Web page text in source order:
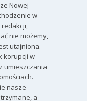
Nowej
w
redakcji,
nie możemy,
utajniona.
korupcji w
umieszczania
nasze
a